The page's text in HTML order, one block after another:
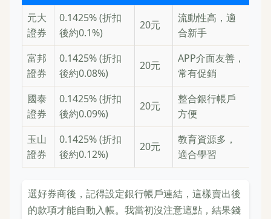
元大
證券
0.1425% (折扣
後約0.1%)
20元
流動性高，適
合新手
富邦
證券
0.1425% (折扣
後約0.08%)
20元
APP介面友善，
常有促銷
國泰
證券
0.1425% (折扣
後約0.09%)
20元
整合銀行帳戶
方便
玉山
證券
0.1425% (折扣
後約0.12%)
20元
教育資源多，
適合學習
選好券商後，記得設定銀行帳戶連結，這樣賣出後
的款項才能自動入帳。我當初沒注意這點，結果錢